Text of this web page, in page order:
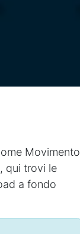
Movimento
qui trovi le
a fondo